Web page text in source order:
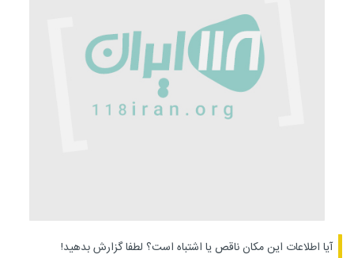
آیا اطلاعات این مکان ناقص یا اشتباه است؟ لطفا گزارش بدهید!